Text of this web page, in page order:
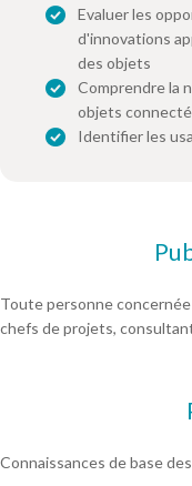
Evaluer les
d'innovations
des objets
Comprendre la
objets
Identifier les
Toute personne
chefs de projets,
Connaissances de base